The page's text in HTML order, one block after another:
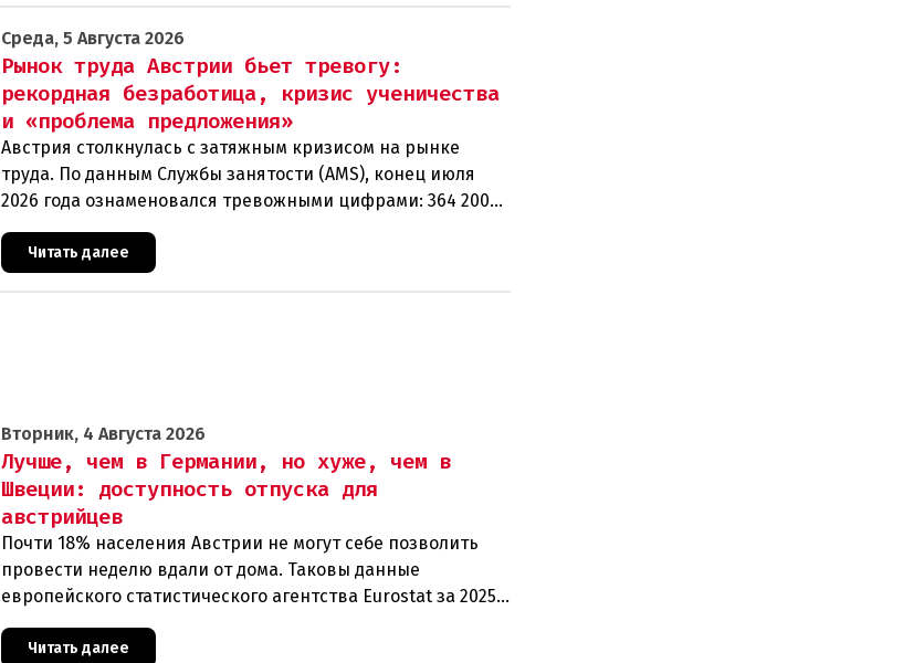
Среда, 5 Августа 2026
Рынок труда Австрии бьет тревогу:
рекордная безработица, кризис ученичества
и «проблема предложения»
Австрия столкнулась с затяжным кризисом на рынке
труда. По данным Службы занятости (AMS), конец июля
2026 года ознаменовался тревожными цифрами: 364 200
человек официально зарегистрированы как безрабо
Читать далее
Вторник, 4 Августа 2026
Лучше, чем в Германии, но хуже, чем в
Швеции: доступность отпуска для
австрийцев
Почти 18% населения Австрии не могут себе позволить
провести неделю вдали от дома. Таковы данные
европейского статистического агентства Eurostat за 2025
год. И хотя ситуация в стране выглядит лучше ср
Читать далее